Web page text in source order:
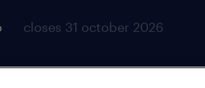
closes 31 october 2026